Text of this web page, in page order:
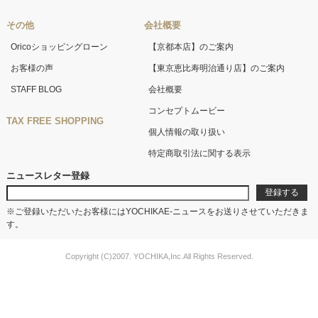
その他
Oricoショッピングローン
お客様の声
STAFF BLOG
TAX FREE SHOPPING
会社概要
【京都本店】のご案内
【東京恵比寿明治通り店】のご案内
会社概要
コンセプトムービー
個人情報の取り扱い
特定商取引法に関する表示
ニュースレター登録
※ご登録いただいたお客様にはYOCHIKAE-ニュースをお送りさせていただきま
す。
Copyright (C)2007. YOCHIKA,Inc.All Rights Reserved.